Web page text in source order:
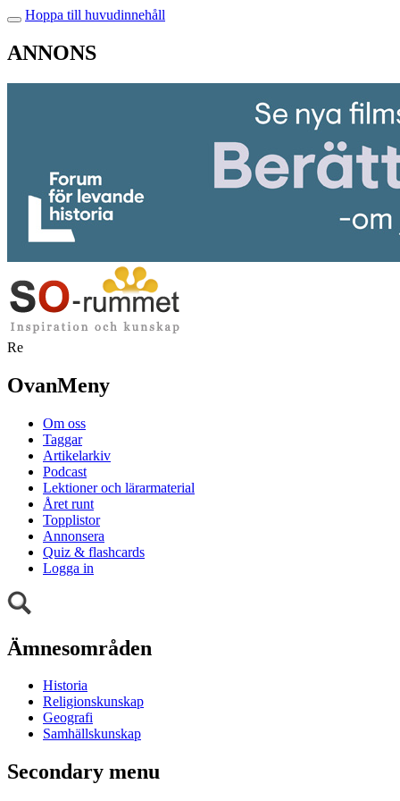
Hoppa till huvudinnehåll
ANNONS
Re
OvanMeny
Om oss
Taggar
Artikelarkiv
Podcast
Lektioner och lärarmaterial
Året runt
Topplistor
Annonsera
Quiz & flashcards
Logga in
Ämnesområden
Historia
Religionskunskap
Geografi
Samhällskunskap
Secondary menu